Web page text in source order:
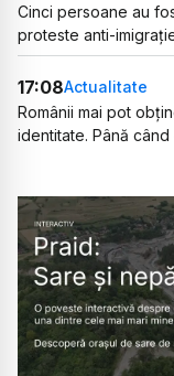
Cinci persoane au
proteste anti-
17:08Actualitate
Românii mai pot
identitate. Până